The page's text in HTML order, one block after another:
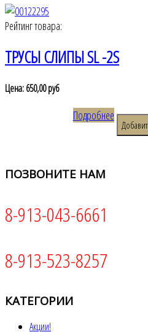
Рейтинг товара:
ТРУСЫ СЛИПЫ SL -2S
Цена:650,00 руб
Подробнее
ПОЗВОНИТЕ НАМ
8-913-043-6661
8-913-523-8257
КАТЕГОРИИ
Акции!